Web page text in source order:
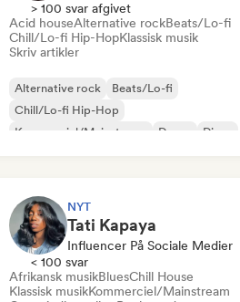
> 100 svar afgivet
Acid houseAlternative rockBeats/Lo-fi
Chill/Lo-fi Hip-HopKlassisk musik
Skriv artikler
Alternative rock
Beats/Lo-fi
Chill/Lo-fi Hip-Hop
Kommerciel/Mainstream
Dance
Disco
NYT
Tati Kapaya
Influencer På Sociale Medier
< 100 svar
Afrikansk musikBluesChill House
Klassisk musikKommerciel/Mainstream